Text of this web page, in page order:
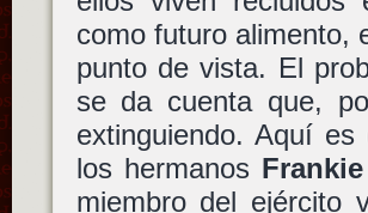
como futuro
punto de vista. El
se da cuenta que,
extinguiendo. Aquí
los hermanos
miembro del ejército